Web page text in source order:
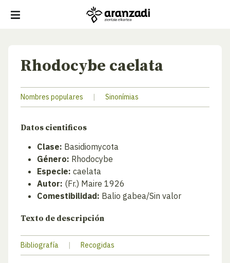
Rhodocybe caelata
Nombres populares | Sinonímias
Datos cientificos
Clase: Basidiomycota
Género: Rhodocybe
Especie: caelata
Autor: (Fr.) Maire 1926
Comestibilidad: Balio gabea/Sin valor
Texto de descripción
Bibliografía | Recogidas